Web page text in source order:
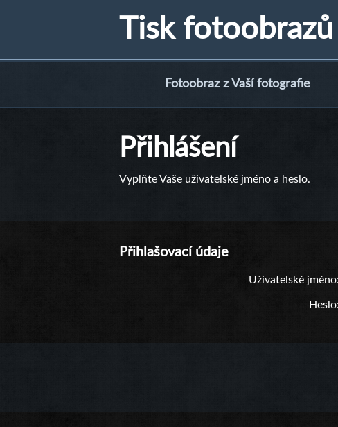
Tisk fotoobrazů
Fotoobraz z Vaší fotografie
Přihlášení
Vyplňte Vaše uživatelské jméno a heslo.
Přihlašovací údaje
Uživatelské jméno
Heslo